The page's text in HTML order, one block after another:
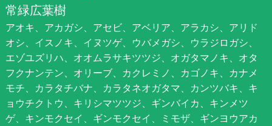
常緑広葉樹
アオキ、アカガシ、アセビ、アベリア、アラカシ、アリド
オシ、イスノキ、イヌツゲ、ウバメガシ、ウラジロガシ、
エゾユズリハ、オオムラサキツツジ、オガタマノキ、オタ
フクナンテン、オリーブ、カクレミノ、カゴノキ、カナメ
モチ、カラタチバナ、カラタネオガタマ、カンツバキ、キ
ョウチクトウ、キリシマツツジ、ギンバイカ、キンメツ
ゲ、キンモクセイ、ギンモクセイ、ミモザ、ギンヨウアカ